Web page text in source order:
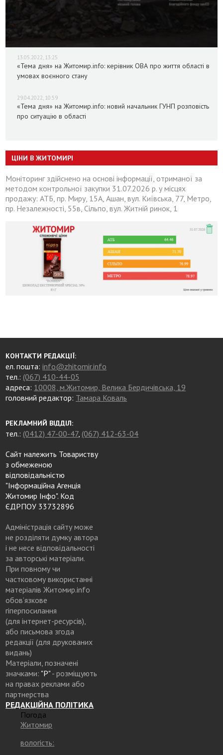
13.05.2022, 13:25
«Тема дня» на Житомир.info: керівник ОВА про життя області в
умовах воєнного стану
29.04.2022, 10:59
«Тема дня» на Житомир.info: новий начальник ГУНП розповість
про ситуацію в області
ЦІНИ В ЖИТОМИРІ
Моніторинг здійснено на основі інформації, отриманої за
методом контрольної закупки 31.07.2026 р. у місцях
продажу: АТБ, пр. Миру, 15А, Ашан, вул. Київська, 77, Метро,
пр. Незалежності, 55в, Сільпо, вул. Житній ринок, 1
КОНТАКТИ РЕДАКЦІЇ:
ел. пошта:info@zhitomir.info
тел.: (067) 410-44-05
адреса: 10008, м.Житомир, Велика Бердичівська, 19
головний редактор: Тамара Коваль
РЕКЛАМНИЙ ВІДДІЛ:
тел.: (0412) 47-00-47, (067) 412-63-04
Сайт належить Товариству
з обмеженою
відповідальністю
"Інформаційна Агенція
Житомир Інфо". Код
ЄДРПОУ 33732896
Адміністрація сайту може
не розділяти думку автора
і не несе відповідальності
за авторські матеріали.
При повному чи
частковому використанні
матеріалів Житомир.info
обов’язкове
гіперпосилання
(для інтернет-ресурсів),
або письмова згода
редакції (для друкованих
видань)
Матеріали, позначені
значками: "Р"- розміщують
на правах реклами або
партнерства
РЕДАКЦІЙНА ПОЛІТИКА
Погода
Житомир
вологість: